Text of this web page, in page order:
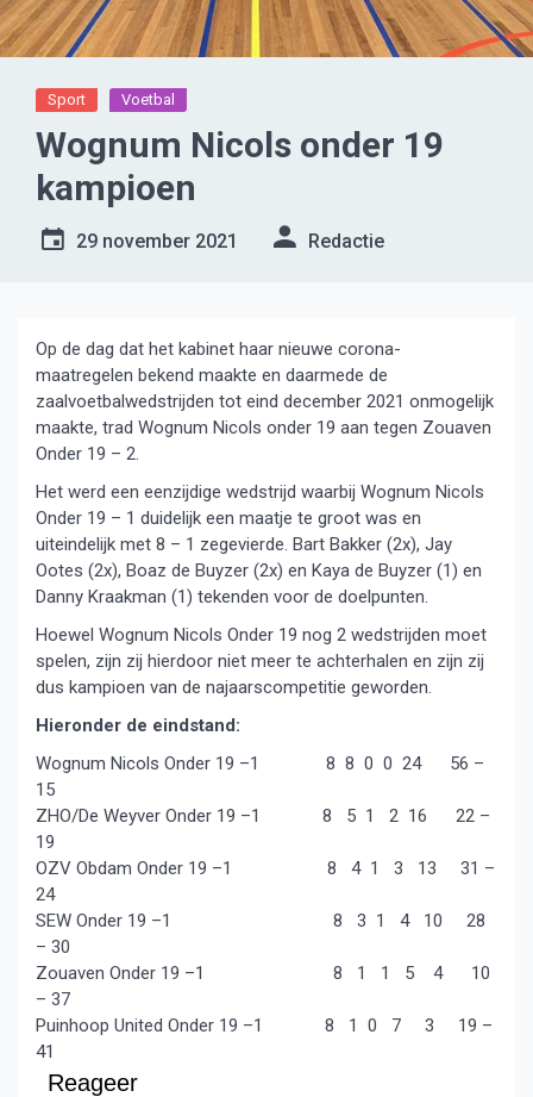
Sport Voetbal
Wognum Nicols onder 19
kampioen
29 november 2021 Redactie
Op de dag dat het kabinet haar nieuwe corona-
maatregelen bekend maakte en daarmede de
zaalvoetbalwedstrijden tot eind december 2021 onmogelijk
maakte, trad Wognum Nicols onder 19 aan tegen Zouaven
Onder 19 – 2.
Het werd een eenzijdige wedstrijd waarbij Wognum Nicols
Onder 19 – 1 duidelijk een maatje te groot was en
uiteindelijk met 8 – 1 zegevierde. Bart Bakker (2x), Jay
Ootes (2x), Boaz de Buyzer (2x) en Kaya de Buyzer (1) en
Danny Kraakman (1) tekenden voor de doelpunten.
Hoewel Wognum Nicols Onder 19 nog 2 wedstrijden moet
spelen, zijn zij hierdoor niet meer te achterhalen en zijn zij
dus kampioen van de najaarscompetitie geworden.
Hieronder de eindstand:
Wognum Nicols Onder 19 –1 8 8 0 0 24 56 –
15
ZHO/De Weyver Onder 19 –1 8 5 1 2 16 22 –
19
OZV Obdam Onder 19 –1 8 4 1 3 13 31 –
24
SEW Onder 19 –1 8 3 1 4 10 28
– 30
Zouaven Onder 19 –1 8 1 1 5 4 10
– 37
Puinhoop United Onder 19 –1 8 1 0 7 3 19 –
41
Reageer